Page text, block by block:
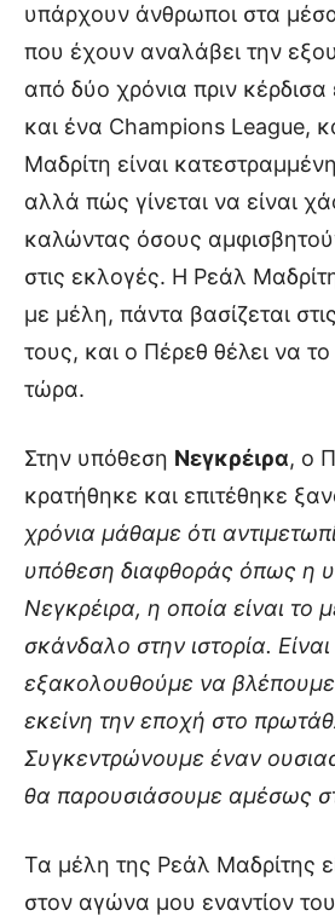
υπάρχουν άνθρωποι στα
που έχουν αναλάβει την
από δύο χρόνια πριν
και ένα Champions League,
Μαδρίτη είναι
αλλά πώς γίνεται να είναι
καλώντας όσους
στις εκλογές. Η Ρεάλ
με μέλη, πάντα βασίζεται
τους, και ο Πέρεθ θέλει να το
τώρα.
Στην υπόθεση Νεγκρέιρα, ο
κρατήθηκε και επιτέθηκε
χρόνια μάθαμε ότι
υπόθεση διαφθοράς όπως η
Νεγκρέιρα, η οποία είναι το
σκάνδαλο στην ιστορία.
εξακολουθούμε να βλέπουμε
εκείνη την εποχή στο
Συγκεντρώνουμε έναν
θα παρουσιάσουμε αμέσως
Τα μέλη της Ρεάλ Μαδρίτης
στον αγώνα μου εναντίον